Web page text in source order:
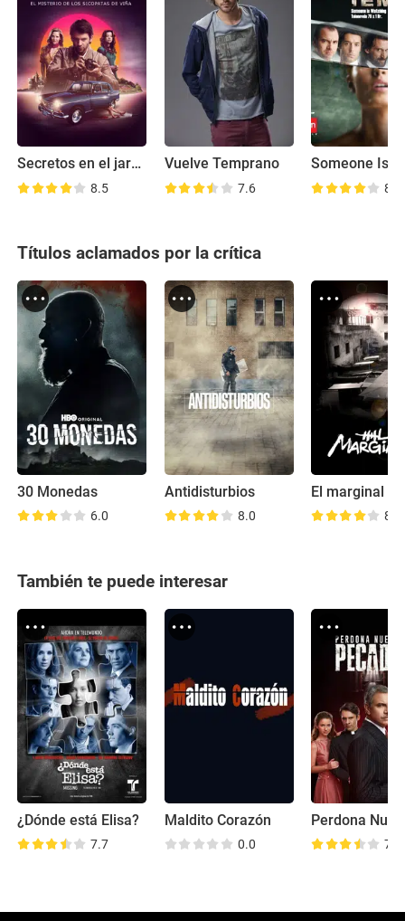
Secretos en el jardín
8.5
Vuelve Temprano
7.6 8.1
Títulos aclamados por la crítica
30 Monedas
6.0
Antidisturbios
8.0
El marginal
8.3
También te puede interesar
¿Dónde está Elisa?
7.7
Maldito Corazón
0.0 7.3